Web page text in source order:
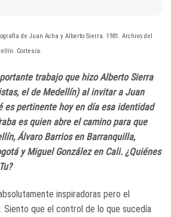
de Juan Acha y Alberto Sierra. 1981. Archivo del
Cortesía.
trabajo que hizo Alberto Sierra
el de Medellín) al invitar a Juan
es pertinente hoy en día esa identidad
es quien abre el camino para que
Álvaro Barrios en Barranquilla,
y Miguel González en Cali. ¿Quiénes
inspiradoras pero el
Siento que el control de lo que sucedía